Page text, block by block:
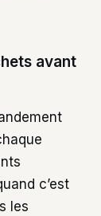
avant
c’est
les